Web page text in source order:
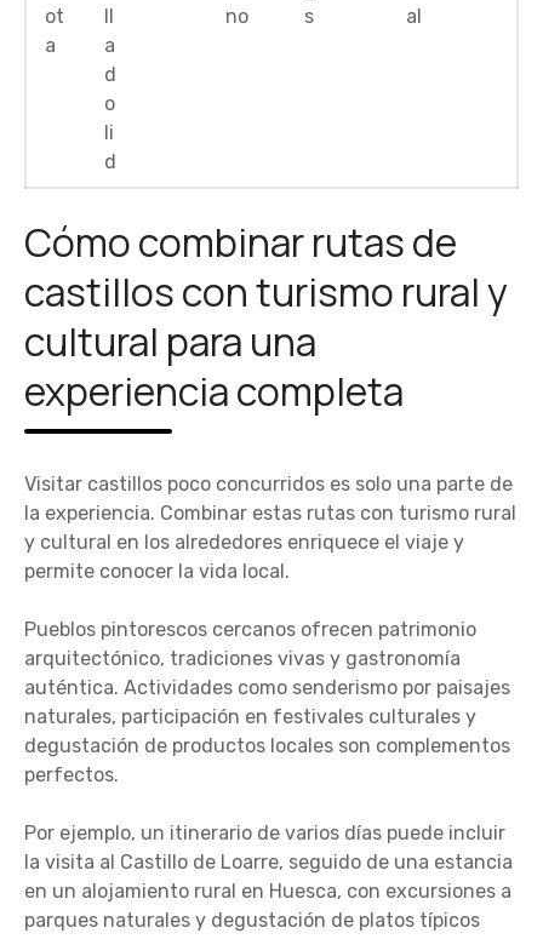
ot
a
ll
a
d
o
li
d
no
s
al
Cómo combinar rutas de
castillos con turismo rural y
cultural para una
experiencia completa
Visitar castillos poco concurridos es solo una parte de
la experiencia. Combinar estas rutas con turismo rural
y cultural en los alrededores enriquece el viaje y
permite conocer la vida local.
Pueblos pintorescos cercanos ofrecen patrimonio
arquitectónico, tradiciones vivas y gastronomía
auténtica. Actividades como senderismo por paisajes
naturales, participación en festivales culturales y
degustación de productos locales son complementos
perfectos.
Por ejemplo, un itinerario de varios días puede incluir
la visita al Castillo de Loarre, seguido de una estancia
en un alojamiento rural en Huesca, con excursiones a
parques naturales y degustación de platos típicos